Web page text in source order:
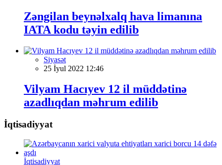
Zəngilan beynəlxalq hava limanına
IATA kodu təyin edilib
Siyasət
25 İyul 2022 12:46
Vilyam Hacıyev 12 il müddətinə
azadlıqdan məhrum edilib
İqtisadiyyat
İqtisadiyyat